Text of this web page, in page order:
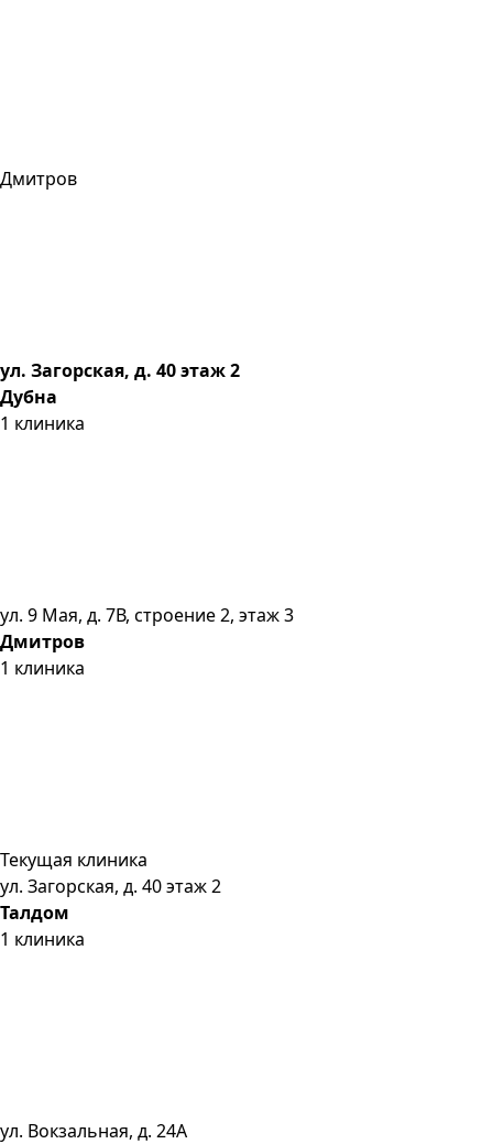
Дмитров
ул. Загорская, д. 40 этаж 2
Дубна
1 клиника
ул. 9 Мая, д. 7В, строение 2, этаж 3
Дмитров
1 клиника
Текущая клиника
ул. Загорская, д. 40 этаж 2
Талдом
1 клиника
ул. Вокзальная, д. 24А